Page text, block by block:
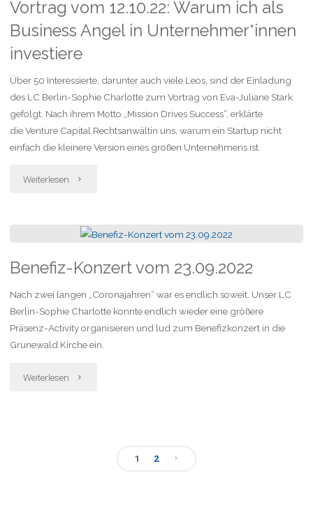
die
Obdachlosenhilfe
Treff
am
08.11.
und
Vortrag vom 12.10.22: Warum ich als
Business Angel in Unternehmer*innen
investiere
Über 50 Interessierte, darunter auch viele Leos, sind der Einladung
des LC Berlin-Sophie Charlotte zum Vortrag von Eva-Juliane Stark
gefolgt. Nach ihrem Motto „Mission Drives Success“, erklärte
die Venture Capital Rechtsanwältin uns, warum ein Startup nicht
einfach die kleinere Version eines großen Unternehmens ist.
Weiterlesen "Vortrag
12.10.22:
Warum
als
Business
Angel
Benefiz-Konzert vom 23.09.2022
Nach zwei langen „Coronajahren“ war es endlich soweit. Unser LC
Berlin-Sophie Charlotte konnte endlich wieder eine größere
Präsenz-Activity organisieren und lud zum Benefizkonzert in die
Grunewald Kirche ein.
Weiterlesen "Benefiz-
1 2